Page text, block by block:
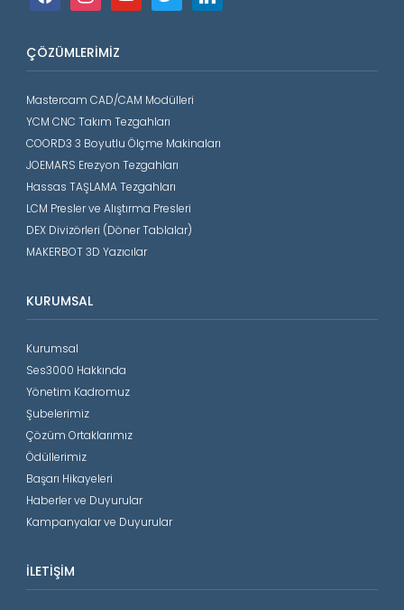
ÇÖZÜMLERIMIZ
Mastercam CAD/CAM Modülleri
YCM CNC Takım Tezgahları
COORD3 3 Boyutlu Ölçme Makinaları
JOEMARS Erezyon Tezgahları
Hassas TAŞLAMA Tezgahları
LCM Presler ve Alıştırma Presleri
DEX Divizörleri (Döner Tablalar)
MAKERBOT 3D Yazıcılar
KURUMSAL
Kurumsal
Ses3000 Hakkında
Yönetim Kadromuz
Şubelerimiz
Çözüm Ortaklarımız
Ödüllerimiz
Başarı Hikayeleri
Haberler ve Duyurular
Kampanyalar ve Duyurular
İLETIŞIM